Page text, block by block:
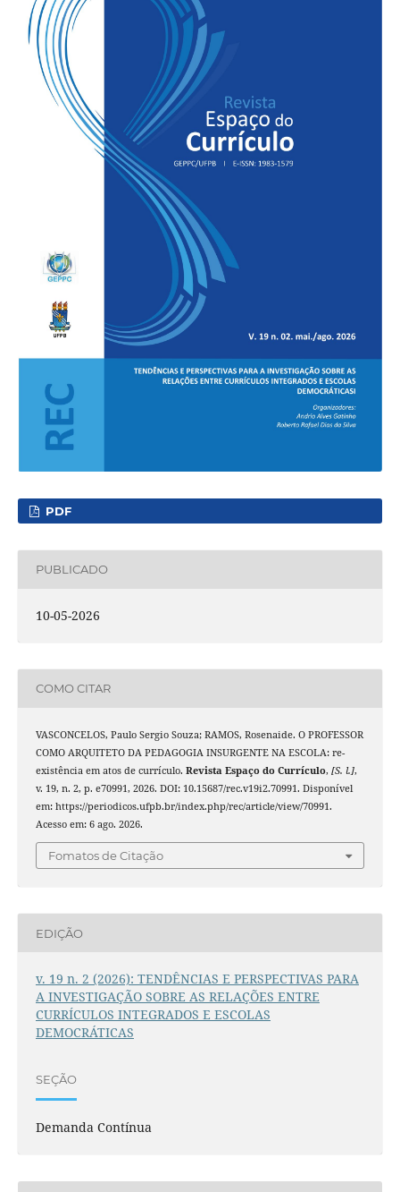
PDF
PUBLICADO
10-05-2026
COMO CITAR
VASCONCELOS, Paulo Sergio Souza; RAMOS, Rosenaide. O PROFESSOR
COMO ARQUITETO DA PEDAGOGIA INSURGENTE NA ESCOLA: re-
existência em atos de currículo. Revista Espaço do Currículo, [S. l.],
v. 19, n. 2, p. e70991, 2026. DOI: 10.15687/rec.v19i2.70991. Disponível
em: https://periodicos.ufpb.br/index.php/rec/article/view/70991.
Acesso em: 6 ago. 2026.
Fomatos de Citação
EDIÇÃO
v. 19 n. 2 (2026): TENDÊNCIAS E PERSPECTIVAS PARA
A INVESTIGAÇÃO SOBRE AS RELAÇÕES ENTRE
CURRÍCULOS INTEGRADOS E ESCOLAS
DEMOCRÁTICAS
SEÇÃO
Demanda Contínua